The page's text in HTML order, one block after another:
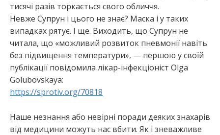
тисячі разів торкається свого обличчя.
Невже Супрун і цього не знає? Маска і у таких
випадках рятує. І ще. Виходить, що Супрун не
читала, що «можливий розвиток пневмонії навіть
без підвищення температури», — першою у своїй
публікації повідомила лікар-інфекціоніст Olga
Golubovskaya:
https://sprotiv.org/70818
Наше незнання або невірні поради деяких знахарів
від медицини можуть нас вбити. Як і зневажливе